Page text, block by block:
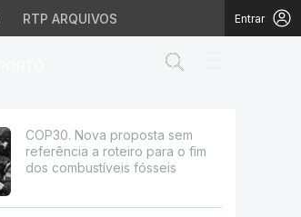
RTP ARQUIVOS Entrar
o fim dos
COP30. Nova proposta sem
referência a roteiro para o fim
dos combustíveis fósseis